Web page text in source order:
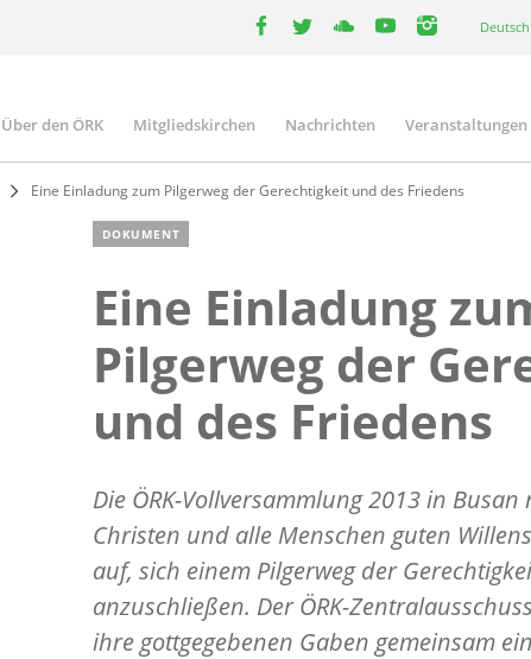
Deutsch
Main
navigation
Über den ÖRK Mitgliedskirchen Nachrichten Veranstaltungen
Eine Einladung zum Pilgerweg der Gerechtigkeit und des Friedens
DOKUMENT
Eine Einladung
Pilgerweg der
und des Friedens
Die ÖRK-Vollversammlung 2013 in
Christen und alle Menschen guten
auf, sich einem Pilgerweg der
anzuschließen. Der ÖRK-
ihre gottgegebenen Gaben gemeinsam